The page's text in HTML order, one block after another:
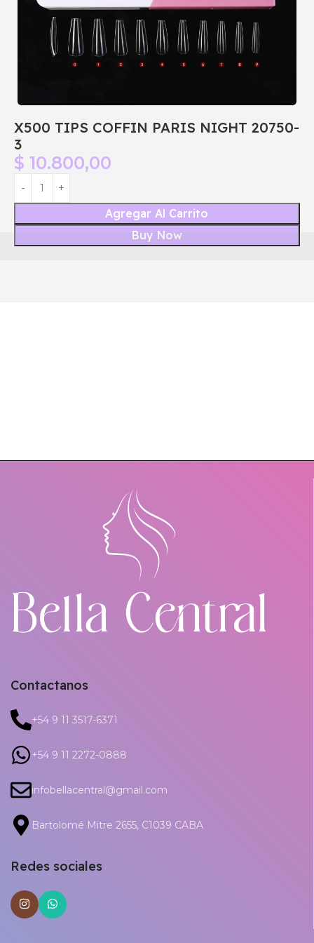
X500 TIPS COFFIN PARIS NIGHT 20750-
3
$ 10.800,00
Agregar Al Carrito
Buy Now
Contactanos
+54 9 11 3517-6371
+54 9 11 2272-0888
infobellacentral@gmail.com
Bartolomé Mitre 2655, C1039 CABA
Redes sociales